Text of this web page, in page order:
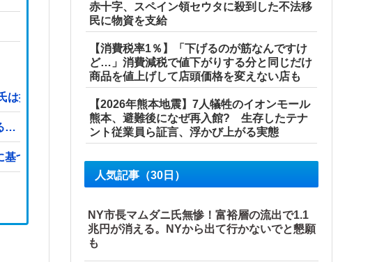
批判
…（ブルブル」＝韓国の反応
づき、経産省に報告他
赤十字、スペイン領セウタに殺到した不法移
民に物資を支給
【消費税率1％】「下げるのが筋なんですけ
ど…」消費減税で値下がりする分と同じだけ
商品を値上げして店頭価格を変えない店も
【2026年熊本地震】7人犠牲のイオンモール
熊本、避難後になぜ再入館? 生存したテナ
ント従業員ら証言、浮かび上がる実態
人気記事（30日）
NY市長マムダニ氏無惨！富裕層の流出で1.1
兆円が消える。NYから出て行かないでと懇願
も